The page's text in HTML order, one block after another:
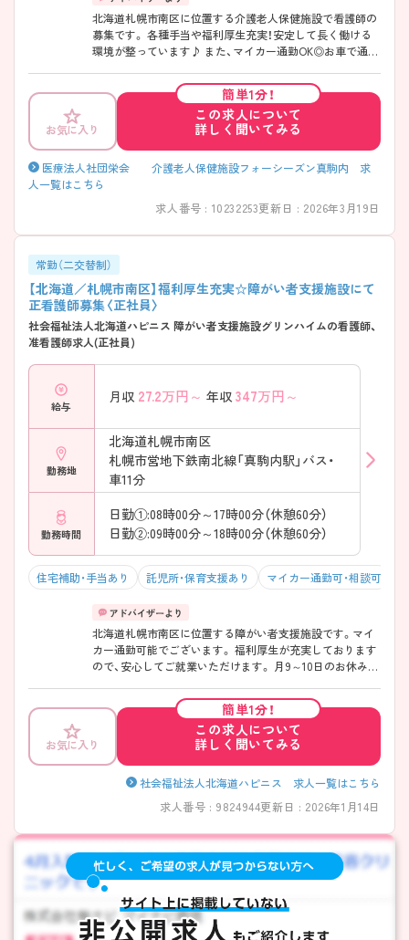
北海道札幌市南区に位置する介護老人保健施設で看護師の
募集です。 各種手当や福利厚生充実！安定して長く働ける
環境が整っています♪ また、マイカー通勤OK◎お車で通勤
ポイントお伝えしますのでご気軽にお問い合わせくださ
い。
お気に入り
簡単1分！
この求人について
詳しく聞いてみる
医療法人社団栄会 介護老人保健施設フォーシーズン真駒内 求
人一覧はこちら
求人番号 : 10232253更新日 : 2026年3月19日
常勤（二交替制）
【北海道／札幌市南区】福利厚生充実☆障がい者支援施設にて
正看護師募集〈正社員〉
社会福祉法人北海道ハピニス 障がい者支援施設グリンハイムの看護師、
准看護師求人(正社員)
給与
月収 27.2万円～ 年収 347万円～
勤務地
北海道札幌市南区
札幌市営地下鉄南北線「真駒内駅」バス・
車11分
勤務時間
日勤①:08時00分～17時00分（休憩60分）
日勤②:09時00分～18時00分（休憩60分）
住宅補助・手当あり 託児所・保育支援あり マイカー通勤可・相談可
北海道札幌市南区に位置する障がい者支援施設です。マイ
カー通勤可能でございます。 福利厚生が充実しております
ので、安心してご就業いただけます。 月9～10日のお休みが
すめです。 ご興味のある方には、面接対策ポイントなど、さ
らに詳細をお話しいたしますのでお気軽にご相談くださ
お気に入り
簡単1分！
この求人について
詳しく聞いてみる
社会福祉法人北海道ハピニス 求人一覧はこちら
求人番号 : 9824944更新日 : 2026年1月14日